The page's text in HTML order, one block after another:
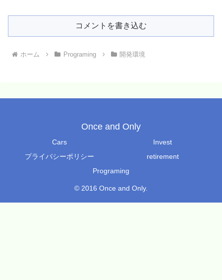
コメントを書き込む
ホーム Programing 開発環境
Once and Only
Cars
Invest
プライバシーポリシー
retirement
Programing
© 2016 Once and Only.